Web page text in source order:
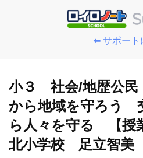
⬅️ サポート
小３ 社会/地歴公
から地域を守ろう
ら人々を守る 【授
北小学校 足立智美